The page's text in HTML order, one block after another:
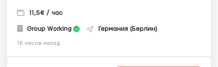
11,5€ / час
Group Working Германия (Берлин)
16 часов назад